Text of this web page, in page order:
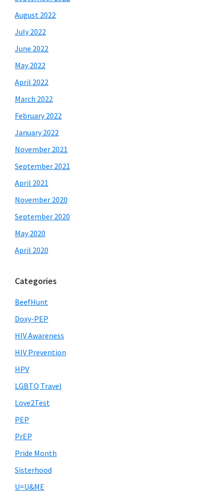
August 2022
July 2022
June 2022
May 2022
April 2022
March 2022
February 2022
January 2022
November 2021
September 2021
April 2021
November 2020
September 2020
May 2020
April 2020
Categories
BeefHunt
Doxy-PEP
HIV Awareness
HIV Prevention
HPV
LGBTQ Travel
Love2Test
PEP
PrEP
Pride Month
Sisterhood
U=U&ME